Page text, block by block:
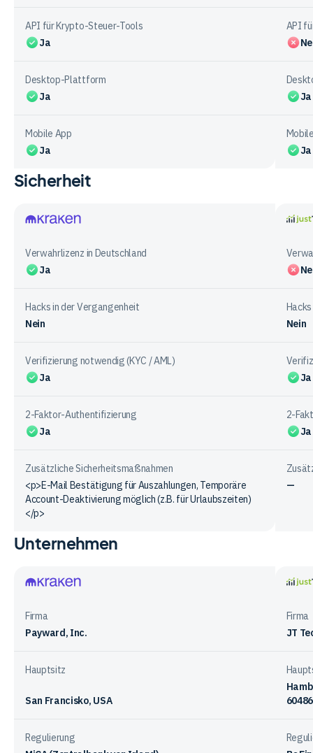
API für Krypto-Steuer-Tools
Ja
API
Desktop-Plattform
Ja
Ja
Mobile App
Ja
Ja
Vergleichstabelle
Funktionen
bei
Anbietern
Sicherheit
Verwahrlizenz in Deutschland
Ja
Hacks in der Vergangenheit
Nein
Nein
Verifizierung notwendig (KYC / AML)
Ja
Ja
2-Faktor-Authentifizierung
Ja
2-
Ja
Zusätzliche Sicherheitsmaßnahmen
<p>E-Mail Bestätigung für Auszahlungen, Temporäre
Account-Deaktivierung möglich (z.B. für Urlaubszeiten)
</p>
—
Vergleichstabelle
Sicherheit
bei
Unternehmen
Firma
Payward, Inc.
Firma
JT
Hauptsitz
San Francisko, USA
Regulierung